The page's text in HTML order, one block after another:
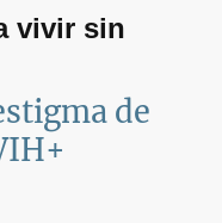
vivir sin
de